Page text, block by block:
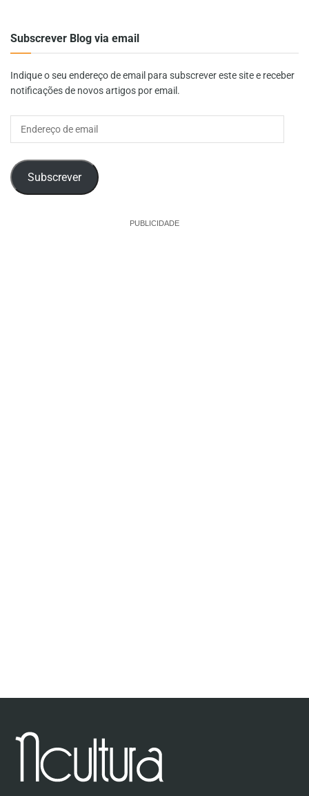
Subscrever Blog via email
Indique o seu endereço de email para subscrever este site e receber
notificações de novos artigos por email.
Subscrever
PUBLICIDADE